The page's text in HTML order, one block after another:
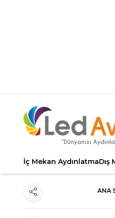
İç Mekan AydınlatmaDış
ANA
Paylaş